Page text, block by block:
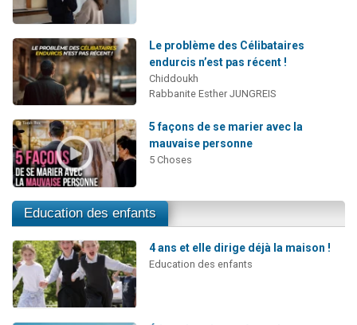
Le problème des Célibataires
endurcis n’est pas récent !
Chiddoukh
Rabbanite Esther JUNGREIS
5 façons de se marier avec la
mauvaise personne
5 Choses
Education des enfants
4 ans et elle dirige déjà la maison !
Education des enfants